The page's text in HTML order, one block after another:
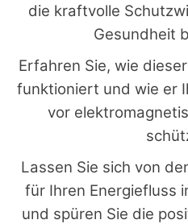
die kraftvolle
Gesundheit
Erfahren Sie, wie
funktioniert und wie er
vor
Lassen Sie sich von
für Ihren Energiefluss
und spüren Sie die